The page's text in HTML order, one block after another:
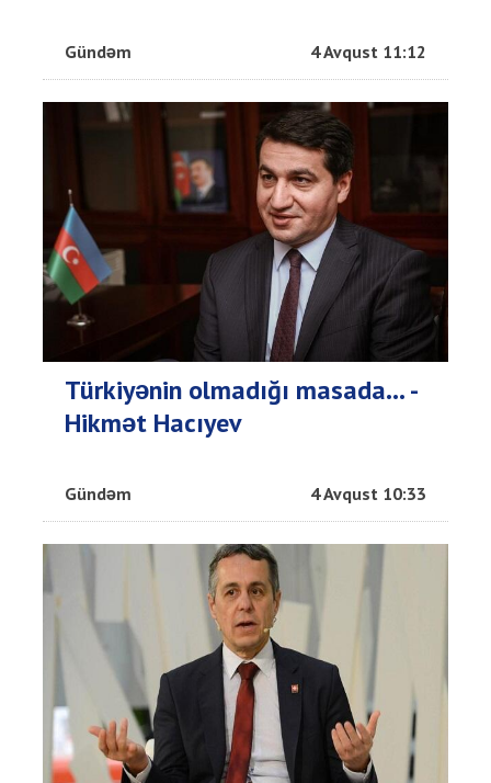
Gündəm 4 Avqust 11:12
Türkiyənin olmadığı masada… -
Hikmət Hacıyev
Gündəm 4 Avqust 10:33